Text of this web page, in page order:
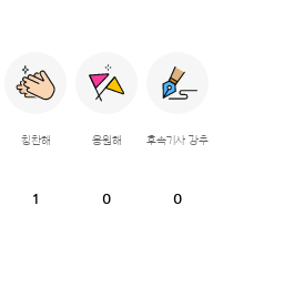
칭찬해
1
응원해
0
후속기사 강추
0